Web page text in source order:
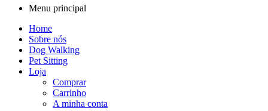
Menu principal
Home
Sobre nós
Dog Walking
Pet Sitting
Loja
Comprar
Carrinho
A minha conta